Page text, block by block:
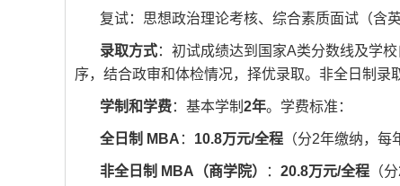
复试：思想政治理论考核、综合素质面试（含
录取方式：初试成绩达到国家A类分数线及学
序，结合政审和体检情况，择优录取。非全日制录
学制和学费：基本学制 2年。学费标准：
全日制 MBA ： 10.8万元/全程 （分2年缴纳，每
非全日制 MBA（商学院） ： 20.8万元/全程 （